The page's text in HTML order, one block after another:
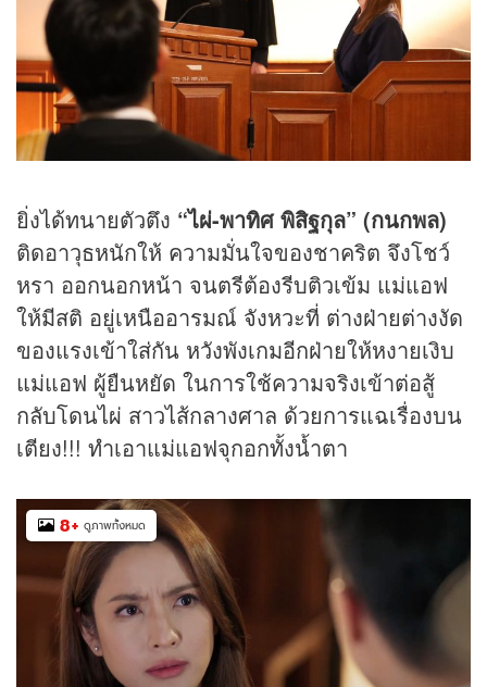
ยิ่งได้ทนายตัวตึง “ไผ่-พาทิศ พิสิฐกุล” (กนกพล)
ติดอาวุธหนักให้ ความมั่นใจของชาคริต จึงโชว์
หรา ออกนอกหน้า จนตรีต้องรีบติวเข้ม แม่แอฟ
ให้มีสติ อยู่เหนืออารมณ์ จังหวะที่ ต่างฝ่ายต่างงัด
ของแรงเข้าใส่กัน หวังพังเกมอีกฝ่ายให้หงายเงิบ
แม่แอฟ ผู้ยืนหยัด ในการใช้ความจริงเข้าต่อสู้
กลับโดนไผ่ สาวไส้กลางศาล ด้วยการแฉเรื่องบน
เตียง!!! ทำเอาแม่แอฟจุกอกทั้งน้ำตา
8+ ดูภาพทั้งหมด